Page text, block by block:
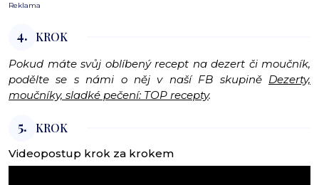
Reklama
4. KROK
Pokud máte svůj oblíbený recept na dezert či moučník,
podělte se s námi o něj v naší FB skupině Dezerty,
moučníky, sladké pečení: TOP recepty.
5. KROK
Videopostup krok za krokem